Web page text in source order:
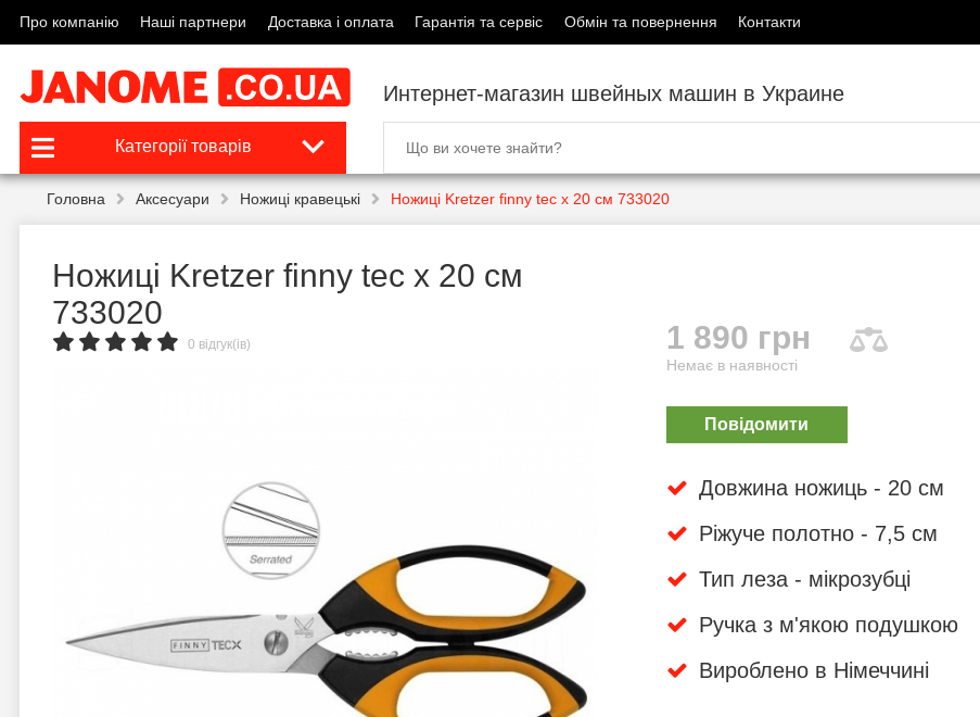
Про компанію Наші партнери Доставка і оплата Гарантія та сервіс Обмін та повернення Контакти
Интернет-магазин швейных машин в Украине
Категорії товарів
Головна Аксесуари Ножиці кравецькі Ножиці Kretzer finny tec x 20 см 733020
Ножиці Kretzer finny tec x 20 см
733020
0 відгук(ів) 1 890 грн
Немає в наявності
Повідомити
Довжина ножиць - 20 см
Ріжуче полотно - 7,5 см
Тип леза - мікрозубці
Ручка з м'якою подушкою
Вироблено в Німеччині